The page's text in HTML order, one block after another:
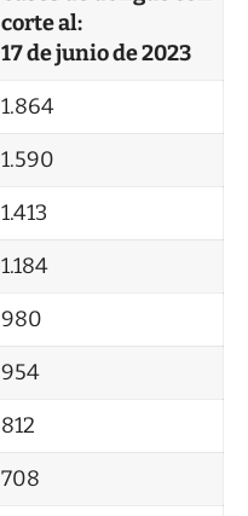
corte al:
17 de junio de 2023
1.864
1.590
1.413
1.184
980
954
812
708